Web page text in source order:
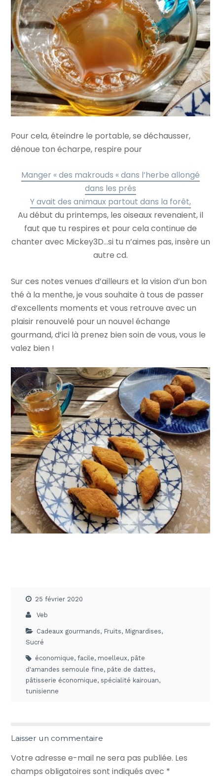
Pour cela, éteindre le portable, se déchausser,
dénoue ton écharpe, respire pour
Manger « des makrouds « dans l’herbe allongé
dans les prés
Y avait des animaux partout dans la forêt,
Au début du printemps, les oiseaux revenaient, il
faut que tu respires et pour cela continue de
chanter avec Mickey3D…si tu n’aimes pas, insère un
autre cd.
Sur ces notes venues d’ailleurs et la vision d’un bon
thé à la menthe, je vous souhaite à tous de passer
d’excellents moments et vous retrouve avec un
plaisir renouvelé pour un nouvel échange
gourmand, d’ici là prenez bien soin de vous, vous le
valez bien !
25 février 2020
Veb
Cadeaux gourmands, Fruits, Mignardises,
Sucré
économique,facile, moelleux, pâte
d'amandes semoule fine, pâte de dattes,
pâtisserie économique,spécialité kairouan,
tunisienne
Laisser un commentaire
Votre adresse e-mail ne sera pas publiée. Les
champs obligatoires sont indiqués avec *